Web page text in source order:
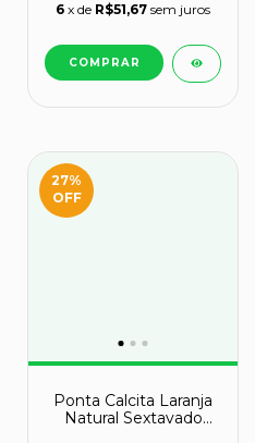
6 x de R$51,67 sem juros
27%
OFF
Ponta Calcita Laranja
Natural Sextavado